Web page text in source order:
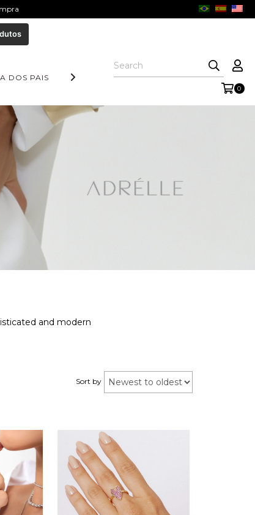
DOS PAIS COLEÇÃO AURORA FORM COLLECTION
0
and modern
Sort by